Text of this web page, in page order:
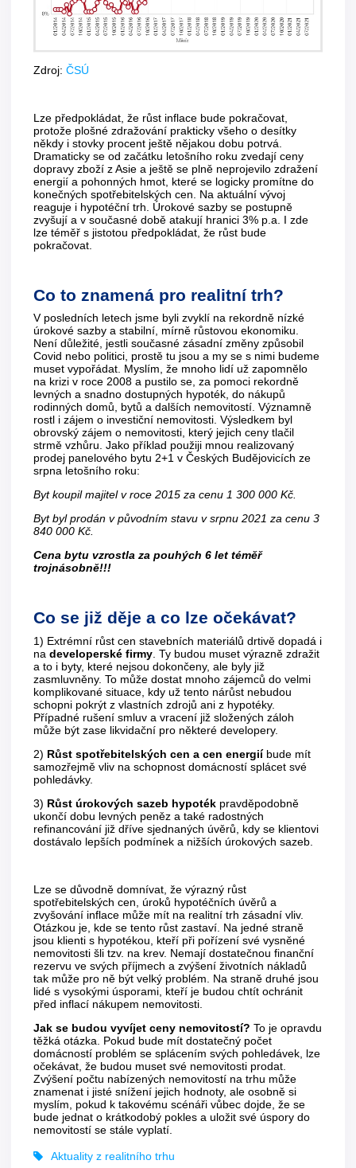
Zdroj: ČSÚ
Lze předpokládat, že růst inflace bude pokračovat,
protože plošné zdražování prakticky všeho o desítky
někdy i stovky procent ještě nějakou dobu potrvá.
Dramaticky se od začátku letošního roku zvedají ceny
dopravy zboží z Asie a ještě se plně neprojevilo zdražení
energií a pohonných hmot, které se logicky promítne do
konečných spotřebitelských cen. Na aktuální vývoj
reaguje i hypotéční trh. Úrokové sazby se postupně
zvyšují a v současné době atakují hranici 3% p.a. I zde
lze téměř s jistotou předpokládat, že růst bude
pokračovat.
Co to znamená pro realitní trh?
V posledních letech jsme byli zvyklí na rekordně nízké
úrokové sazby a stabilní, mírně růstovou ekonomiku.
Není důležité, jestli současné zásadní změny způsobil
Covid nebo politici, prostě tu jsou a my se s nimi budeme
muset vypořádat. Myslím, že mnoho lidí už zapomnělo
na krizi v roce 2008 a pustilo se, za pomoci rekordně
levných a snadno dostupných hypoték, do nákupů
rodinných domů, bytů a dalších nemovitostí. Významně
rostl i zájem o investiční nemovitosti. Výsledkem byl
obrovský zájem o nemovitosti, který jejich ceny tlačil
strmě vzhůru. Jako příklad použiji mnou realizovaný
prodej panelového bytu 2+1 v Českých Budějovicích ze
srpna letošního roku:
Byt koupil majitel v roce 2015 za cenu 1 300 000 Kč.
Byt byl prodán v původním stavu v srpnu 2021 za cenu 3
840 000 Kč.
Cena bytu vzrostla za pouhých 6 let téměř
trojnásobně!!!
Co se již děje a co lze očekávat?
1) Extrémní růst cen stavebních materiálů drtivě dopadá i
na developerské firmy . Ty budou muset výrazně zdražit
a to i byty, které nejsou dokončeny, ale byly již
zasmluvněny. To může dostat mnoho zájemců do velmi
komplikované situace, kdy už tento nárůst nebudou
schopni pokrýt z vlastních zdrojů ani z hypotéky.
Případné rušení smluv a vracení již složených záloh
může být zase likvidační pro některé developery.
2) Růst spotřebitelských cen a cen energií bude mít
samozřejmě vliv na schopnost domácností splácet své
pohledávky.
3) Růst úrokových sazeb hypoték pravděpodobně
ukončí dobu levných peněz a také radostných
refinancování již dříve sjednaných úvěrů, kdy se klientovi
dostávalo lepších podmínek a nižších úrokových sazeb.
Lze se důvodně domnívat, že výrazný růst
spotřebitelských cen, úroků hypotéčních úvěrů a
zvyšování inflace může mít na realitní trh zásadní vliv.
Otázkou je, kde se tento růst zastaví. Na jedné straně
jsou klienti s hypotékou, kteří při pořízení své vysněné
nemovitosti šli tzv. na krev. Nemají dostatečnou finanční
rezervu ve svých příjmech a zvýšení životních nákladů
tak může pro ně být velký problém. Na straně druhé jsou
lidé s vysokými úsporami, kteří je budou chtít ochránit
před inflací nákupem nemovitosti.
Jak se budou vyvíjet ceny nemovitostí? To je opravdu
těžká otázka. Pokud bude mít dostatečný počet
domácností problém se splácením svých pohledávek, lze
očekávat, že budou muset své nemovitosti prodat.
Zvýšení počtu nabízených nemovitostí na trhu může
znamenat i jisté snížení jejich hodnoty, ale osobně si
myslím, pokud k takovému scénáři vůbec dojde, že se
bude jednat o krátkodobý pokles a uložit své úspory do
nemovitostí se stále vyplatí.
Aktuality z realitního trhu